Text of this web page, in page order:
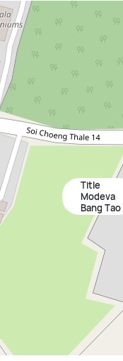
Title
Modeva
Bang Tao